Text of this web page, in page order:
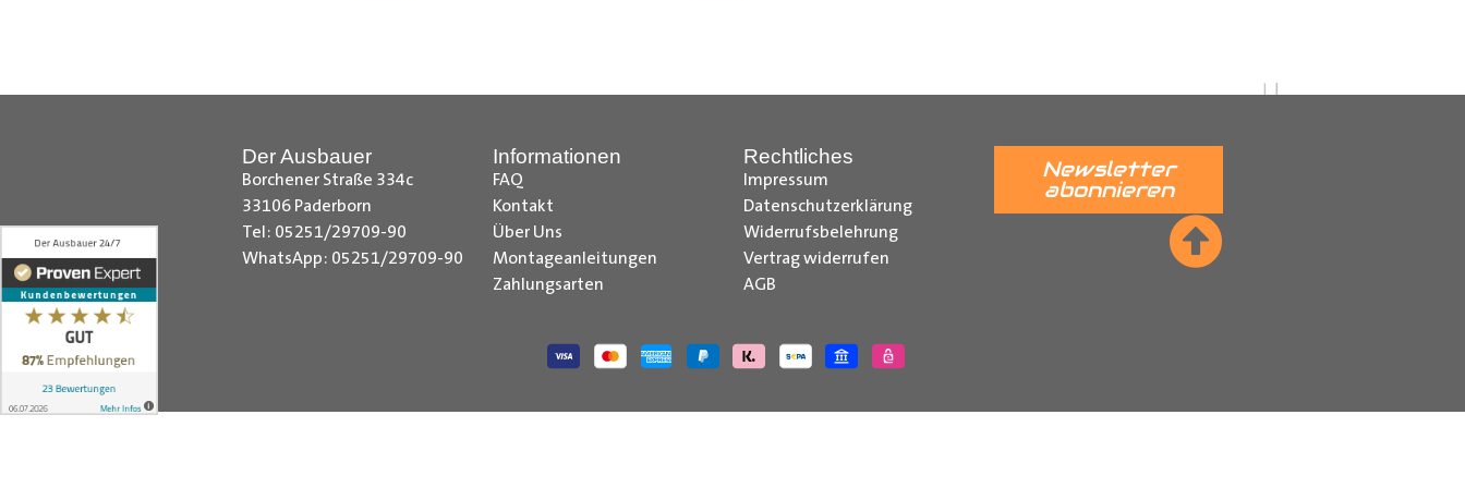
__________________________________________________________________________________
Der Ausbauer
Borchener Straße 334c
33106 Paderborn
Tel: 05251/29709-90
WhatsApp: 05251/29709-90
Informationen
FAQ
Kontakt
Über Uns
Montageanleitungen
Zahlungsarten
Rechtliches
Impressum
Datenschutzerklärung
Widerrufsbelehrung
Vertrag widerrufen
AGB
Newsletter
abonnieren